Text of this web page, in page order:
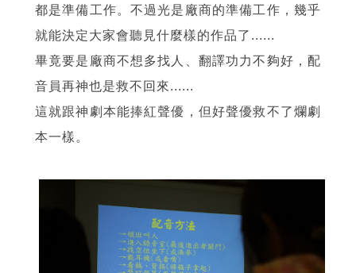
都是準備工作。不過光是廠商的準備工作，幾乎
就能決定大家會聽見什麼樣的作品了......
畢竟要是廠商不想多找人、翻譯功力不夠好，配
音員再神也是救不回來......
這就跟神劇本能捧紅聲優，但好聲優救不了爛劇
本一樣。